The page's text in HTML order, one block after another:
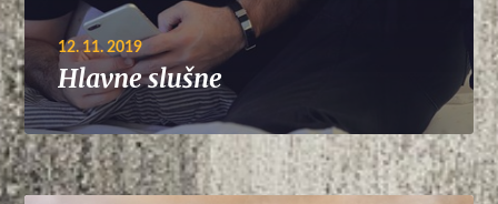
12. 11. 2019
Hlavne slušne